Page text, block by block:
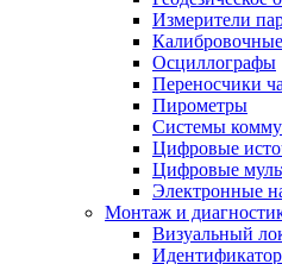
Измерители
Осциллографы
Переносчики
Пирометры
Системы
Цифровые
Цифровые
Электронные
Монтаж и
Визуальный